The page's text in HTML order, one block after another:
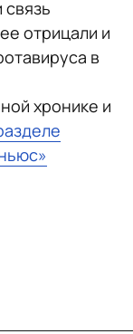
отрицали и
в
хронике и